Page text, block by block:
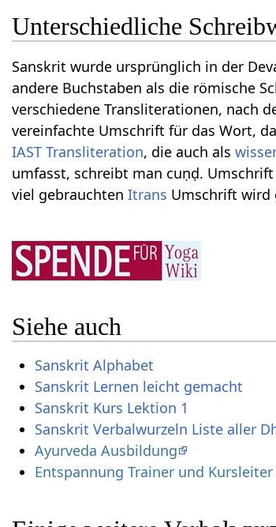
Unterschiedliche
Sanskrit wurde ursprünglich in der
andere Buchstaben als die römische
verschiedene Transliterationen, nach
vereinfachte Umschrift für das Wort,
IAST Transliteration, die auch als
umfasst, schreibt man cuṇḍ.
viel gebrauchtenItrans Umschrift wird
Siehe auch
Sanskrit Alphabet
Sanskrit Lernen leicht gemacht
Sanskrit Kurs Lektion 1
Sanskrit Verbalwurzeln Liste aller
Ayurveda Ausbildung
Entspannung Trainer und